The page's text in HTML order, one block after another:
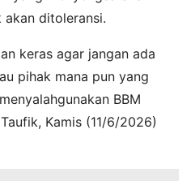
akan ditoleransi.
keras agar jangan ada
pihak mana pun yang
BBM
Kamis (11/6/2026)